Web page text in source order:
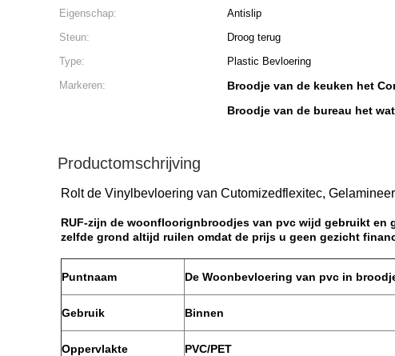
Eigenschap: Antislip
Steun:
Droog terug
Type:
Plastic Bevloering
Markeren:
Broodje van de keuken het
Broodje van de bureau het
Productomschrijving
Rolt de Vinylbevloering van Cutomizedflexitec,
RUF-zijn de woonfloorignbroodjes van pvc wijd gebruikt en
zelfde grond altijd ruilen omdat de prijs u geen gezicht
Puntnaam De Woonbevloering van pvc in
Gebruik Binnen
Oppervlakte PVC/PET